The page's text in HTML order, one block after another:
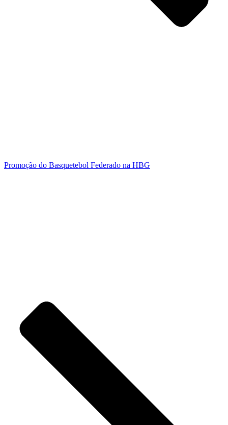
Promoção do Basquetebol Federado na HBG